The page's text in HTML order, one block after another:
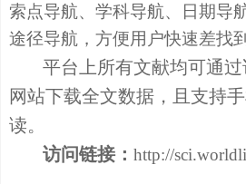
索点导航、学科导航、日期导
途径导航，方便用户快速差找
平台上所有文献均可通
网站下载全文数据，且支持
读。
访问链接： http://